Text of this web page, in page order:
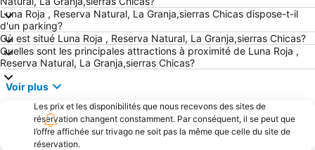
Luna Roja , Reserva Natural, La Granja,sierras Chicas dispose-t-il
d'un parking?
Où est situé Luna Roja , Reserva Natural, La Granja,sierras Chicas?
Quelles sont les principales attractions à proximité de Luna Roja ,
Reserva Natural, La Granja,sierras Chicas?
Voir plus
Les prix et les disponibilités que nous recevons des sites de
réservation changent constamment. Par conséquent, il se peut que
l’offre affichée sur trivago ne soit pas la même que celle du site de
réservation.